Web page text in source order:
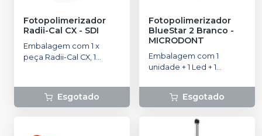
Fotopolimerizador
Radii-Cal CX - SDI
Embalagem com 1 x
peça Radii-Cal CX, 1
lentes sobressalentes e
Esgotado
Fotopolimerizador
BlueStar 2 Branco -
MICRODONT
Embalagem com 1
unidade + 1 Led + 1
fonte. Bivolt.
Esgotado